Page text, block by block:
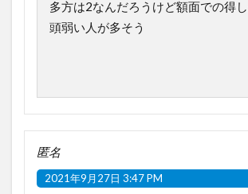
多方は2なんだろうけど額面での得
頭弱い人が多そう
匿名
2021年9月27日 3:47 PM